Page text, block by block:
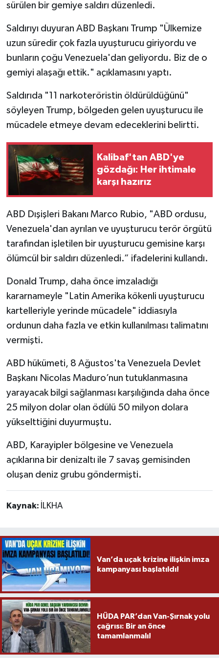
sürülen bir gemiye saldırı düzenledi.
Saldırıyı duyuran ABD Başkanı Trump "Ülkemize
uzun süredir çok fazla uyuşturucu giriyordu ve
bunların çoğu Venezuela'dan geliyordu. Biz de o
gemiyi alaşağı ettik." açıklamasını yaptı.
Saldırıda "11 narkoteröristin öldürüldüğünü"
söyleyen Trump, bölgeden gelen uyuşturucu ile
mücadele etmeye devam edeceklerini belirtti.
Kalibaf'tan ABD'ye
gözdağı: Her ihtimale
karşı hazırız
ABD Dışişleri Bakanı Marco Rubio, "ABD ordusu,
Venezuela'dan ayrılan ve uyuşturucu terör örgütü
tarafından işletilen bir uyuşturucu gemisine karşı
ölümcül bir saldırı düzenledi.” ifadelerini kullandı.
Donald Trump, daha önce imzaladığı
kararnameyle "Latin Amerika kökenli uyuşturucu
kartelleriyle yerinde mücadele" iddiasıyla
ordunun daha fazla ve etkin kullanılması talimatını
vermişti.
ABD hükümeti, 8 Ağustos'ta Venezuela Devlet
Başkanı Nicolas Maduro’nun tutuklanmasına
yarayacak bilgi sağlanması karşılığında daha önce
25 milyon dolar olan ödülü 50 milyon dolara
yükselttiğini duyurmuştu.
ABD, Karayipler bölgesine ve Venezuela
açıklarına bir denizaltı ile 7 savaş gemisinden
oluşan deniz grubu göndermişti.
Kaynak: İLKHA
Van’da uçak krizine ilişkin imza
kampanyası başlatıldı!
HÜDA PAR’dan Van-Şırnak yolu
çağrısı: Bir an önce
tamamlanmalı!